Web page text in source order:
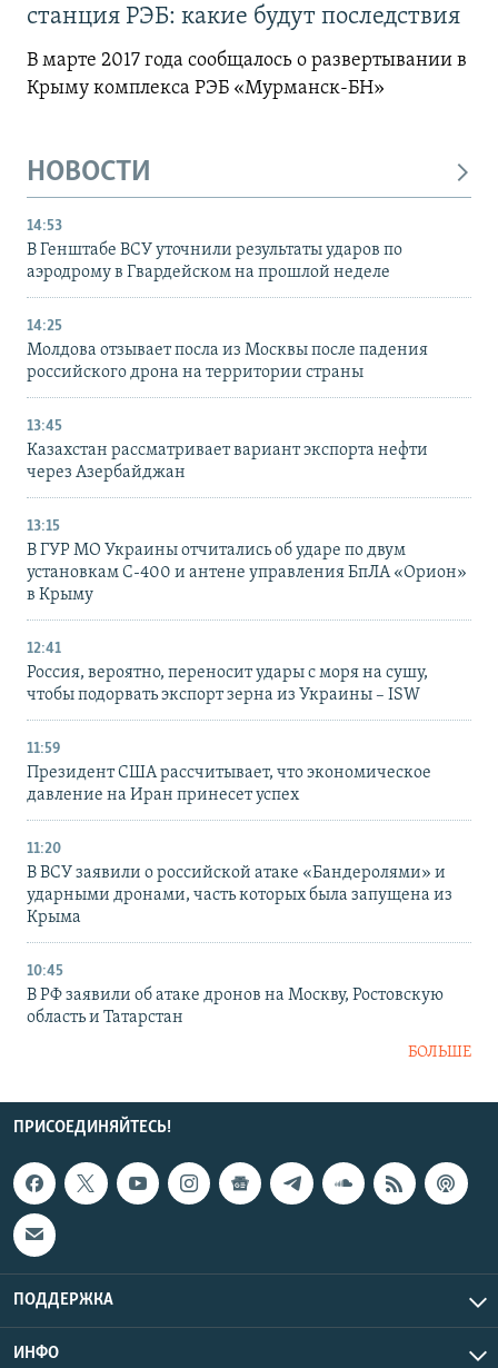
станция РЭБ: какие будут последствия
В марте 2017 года сообщалось о развертывании в
Крыму комплекса РЭБ «Мурманск-БН»
НОВОСТИ
14:53
В Генштабе ВСУ уточнили результаты ударов по
аэродрому в Гвардейском на прошлой неделе
14:25
Молдова отзывает посла из Москвы после падения
российского дрона на территории страны
13:45
Казахстан рассматривает вариант экспорта нефти
через Азербайджан
13:15
В ГУР МО Украины отчитались об ударе по двум
установкам С-400 и антене управления БпЛА «Орион»
в Крыму
12:41
Россия, вероятно, переносит удары с моря на сушу,
чтобы подорвать экспорт зерна из Украины – ISW
11:59
Президент США рассчитывает, что экономическое
давление на Иран принесет успех
11:20
В ВСУ заявили о российской атаке «Бандеролями» и
ударными дронами, часть которых была запущена из
Крыма
10:45
В РФ заявили об атаке дронов на Москву, Ростовскую
область и Татарстан
БОЛЬШЕ
ПРИСОЕДИНЯЙТЕСЬ!
ПОДДЕРЖКА
ИНФО